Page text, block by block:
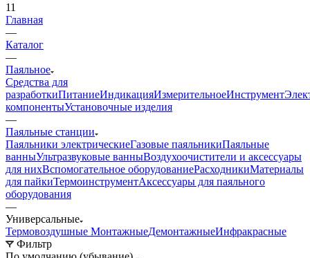
11
Главная
—
Каталог
—
Паяльное
Средства для
разработкиПитаниеИндикацияИзмерительноеИнструмент
компонентыУстановочные изделия
—
Паяльные станции
Паяльники электрическиеГазовые паяльникиПаяльные
ванныУльтразвуковые ванныВоздухоочистители и аксессуары
для нихВспомогательное оборудованиеРасходникиМатериалы
для пайкиТермоинструментАксессуары для паяльного
оборудования
—
Универсальные
Термовоздушные МонтажныеДемонтажныеИнфракрасные
Фильтр